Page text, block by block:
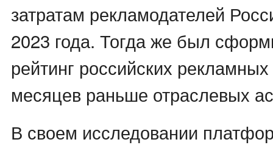
затратам рекламодателей
2023 года. Тогда же был
рейтинг российских
месяцев раньше отраслевых
В своем исследовании